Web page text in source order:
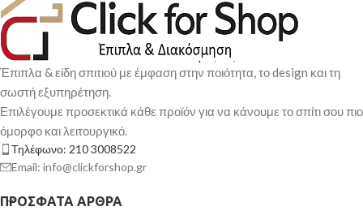
Έπιπλα & είδη σπιτιού με έμφαση στην ποιότητα, το design και τη
σωστή εξυπηρέτηση.
Επιλέγουμε προσεκτικά κάθε προϊόν για να κάνουμε το σπίτι σου πιο
όμορφο και λειτουργικό.
Τηλέφωνο: 210 3008522
Email: info@clickforshop.gr
ΠΡΌΣΦΑΤΑ ΆΡΘΡΑ